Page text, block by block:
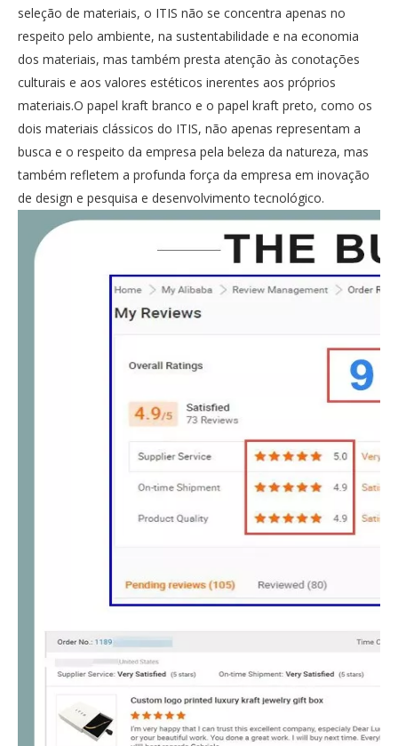
seleção de materiais, o ITIS não se concentra apenas no
respeito pelo ambiente, na sustentabilidade e na economia
dos materiais, mas também presta atenção às conotações
culturais e aos valores estéticos inerentes aos próprios
materiais.O papel kraft branco e o papel kraft preto, como os
dois materiais clássicos do ITIS, não apenas representam a
busca e o respeito da empresa pela beleza da natureza, mas
também refletem a profunda força da empresa em inovação
de design e pesquisa e desenvolvimento tecnológico.